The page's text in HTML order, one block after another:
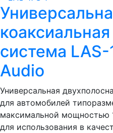
система
Audio
Универсальная
для автомобилей
максимальной мощностью
для использования в